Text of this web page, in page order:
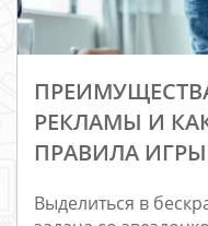
РЕКЛАМЫ И
ПРАВИЛА ИГРЫ
Выделиться в
Редизайн